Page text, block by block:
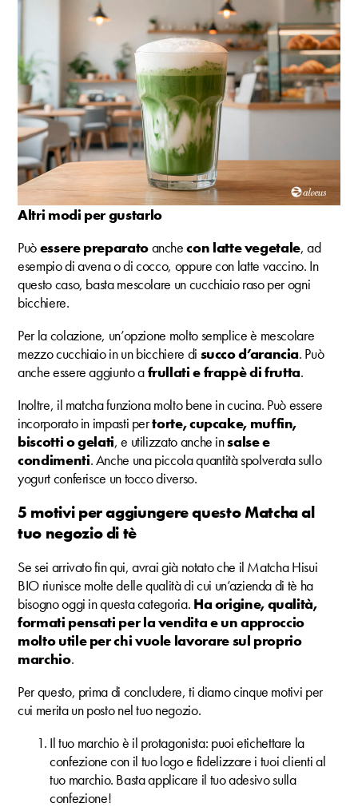
Altri modi per gustarlo
Puòessere preparatoanchecon latte vegetale, ad
esempio di avena o di cocco, oppure con latte vaccino. In
questo caso, basta mescolare un cucchiaio raso per ogni
bicchiere.
Per la colazione, un’opzione molto semplice è mescolare
mezzo cucchiaio in un bicchiere di succo d’arancia. Può
anche essere aggiunto afrullati e frappè di frutta.
Inoltre, il matcha funziona molto bene in cucina. Può essere
incorporato in impasti pertorte, cupcake, muffin,
biscotti o gelati, e utilizzato anche insalse e
condimenti. Anche una piccola quantità spolverata sullo
yogurt conferisce un tocco diverso.
5 motivi per aggiungere questo Matcha al
tuo negozio di tè
Se sei arrivato fin qui, avrai già notato che il Matcha Hisui
BIO riunisce molte delle qualità di cui un’azienda di tè ha
bisogno oggi in questa categoria. Ha origine, qualità,
formati pensati per la vendita e un approccio
molto utile per chi vuole lavorare sul proprio
marchio.
Per questo, prima di concludere, ti diamo cinque motivi per
cui merita un posto nel tuo negozio.
Il tuo marchio è il protagonista: puoi etichettare la
confezione con il tuo logo e fidelizzare i tuoi clienti al
tuo marchio. Basta applicare il tuo adesivo sulla
confezione!